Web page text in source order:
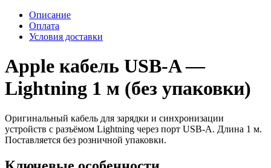
Описание
Оплата
Условия доставки
Apple кабель USB‑A —
Lightning 1 м (без упаковки)
Оригинальный кабель для зарядки и синхронизации
устройств с разъёмом Lightning через порт USB‑A. Длина 1 м.
Поставляется без розничной упаковки.